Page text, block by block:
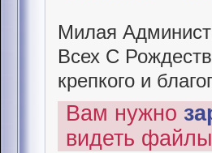
Милая
Всех С
крепкого и
Вам нужно
видеть